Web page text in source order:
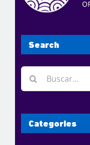
Search
Buscar:
Categories